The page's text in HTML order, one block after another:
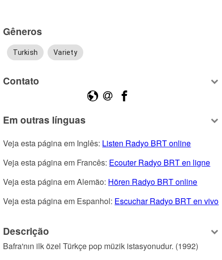
Gêneros
Turkish Variety
Contato
Em outras línguas
Veja esta página em Inglês: Listen Radyo BRT online
Veja esta página em Francês: Ecouter Radyo BRT en ligne
Veja esta página em Alemão: Hören Radyo BRT online
Veja esta página em Espanhol: Escuchar Radyo BRT en vivo
Descrição
Bafra'nın ilk özel Türkçe pop müzik istasyonudur. (1992)